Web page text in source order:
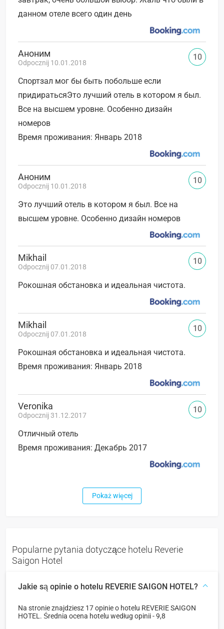
данном отеле всего один день
Аноним
Odpocznij 10.01.2018
Спортзал мог бы быть побольше если
придиратьсяЭто лучший отель в котором я был.
Все на высшем уровне. Особенно дизайн
номеров
Время проживания: Январь 2018
10
Аноним
Odpocznij 10.01.2018
Это лучший отель в котором я был. Все на
высшем уровне. Особенно дизайн номеров
10
Mikhail
Odpocznij 07.01.2018
Рокошная обстановка и идеальная чистота.
10
Mikhail
Odpocznij 07.01.2018
Рокошная обстановка и идеальная чистота.
Время проживания: Январь 2018
10
Veronika
Odpocznij 31.12.2017
Отличный отель
Время проживания: Декабрь 2017
10
Pokaż więcej
Popularne pytania dotyczące hotelu Reverie
Saigon Hotel
Jakie są opinie o hotelu REVERIE SAIGON HOTEL?
Na stronie znajdziesz 17 opinie o hotelu REVERIE SAIGON
HOTEL. Średnia ocena hotelu według opinii - 9,8